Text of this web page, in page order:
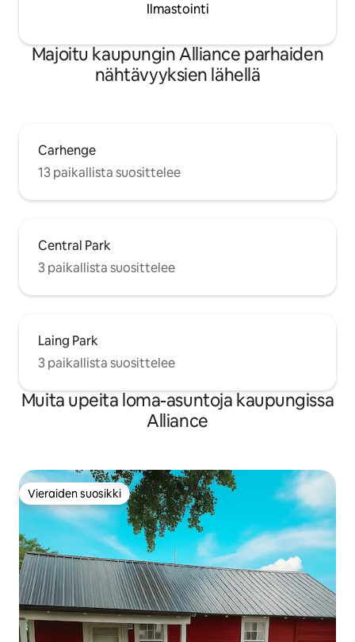
Ilmastointi
Majoitu kaupungin Alliance parhaiden
nähtävyyksien lähellä
Carhenge
13 paikallista suosittelee
Central Park
3 paikallista suosittelee
Laing Park
3 paikallista suosittelee
Muita upeita loma-asuntoja kaupungissa
Alliance
Vieraiden suosikki
Vieraiden suosikki